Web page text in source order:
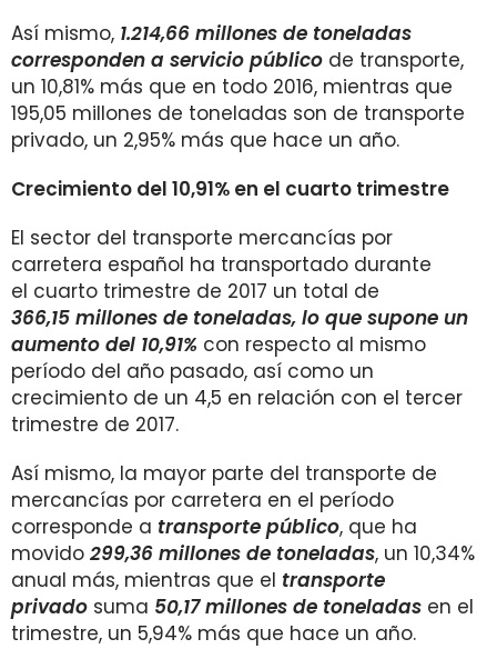
Así mismo, 1.214,66 millones de toneladas
corresponden a servicio público de transporte,
un 10,81% más que en todo 2016, mientras que
195,05 millones de toneladas son de transporte
privado, un 2,95% más que hace un año.
Crecimiento del 10,91% en el cuarto trimestre
El sector del transporte mercancías por
carretera español ha transportado durante
el cuarto trimestre de 2017 un total de
366,15 millones de toneladas, lo que supone un
aumento del 10,91% con respecto al mismo
período del año pasado, así como un
crecimiento de un 4,5 en relación con el tercer
trimestre de 2017.
Así mismo, la mayor parte del transporte de
mercancías por carretera en el período
corresponde a transporte público, que ha
movido 299,36 millones de toneladas, un 10,34%
anual más, mientras que el transporte
privado suma 50,17 millones de toneladas en el
trimestre, un 5,94% más que hace un año.